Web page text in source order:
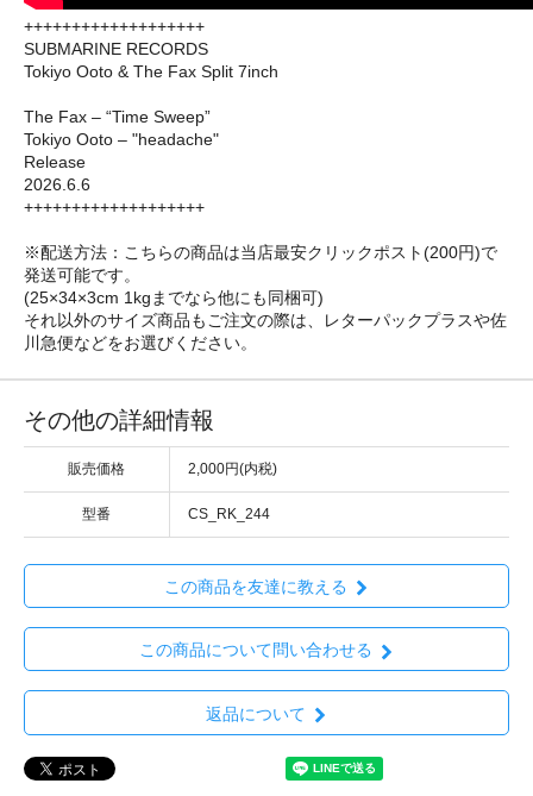
+++++++++++++++++++
SUBMARINE RECORDS
Tokiyo Ooto & The Fax Split 7inch
The Fax – “Time Sweep”
Tokiyo Ooto – "headache"
Release
2026.6.6
+++++++++++++++++++
※配送方法：こちらの商品は当店最安クリックポスト(200円)で
発送可能です。
(25×34×3cm 1kgまでなら他にも同梱可)
それ以外のサイズ商品もご注文の際は、レターパックプラスや佐
川急便などをお選びください。
その他の詳細情報
販売価格 2,000円(内税)
型番 CS_RK_244
この商品を友達に教える
この商品について問い合わせる
返品について